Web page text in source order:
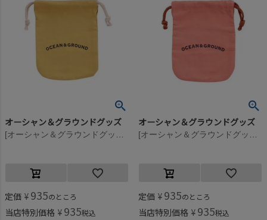
オーシャン＆グラウンドグッズ
定価 ¥ 935のところ
当店特別価格 ¥ 935税込
オーシャン＆グラウンドグッズ
定価 ¥ 935のところ
当店特別価格 ¥ 935税込